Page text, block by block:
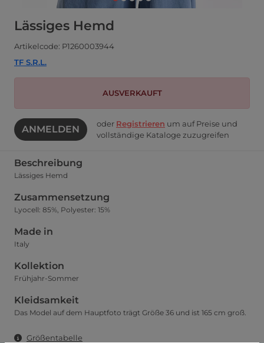
Lässiges Hemd
Artikelcode: P1260003944
TF S.R.L.
AUSVERKAUFT
ANMELDEN oder Registrieren um auf Preise und
vollständige Kataloge zuzugreifen
Beschreibung
Lässiges Hemd
Zusammensetzung
Lyocell: 85%, Polyester: 15%
Made in
Italy
Kollektion
Frühjahr-Sommer
Kleidsamkeit
Das Model auf dem Hauptfoto trägt Größe 36 und ist 165 cm groß.
Größentabelle